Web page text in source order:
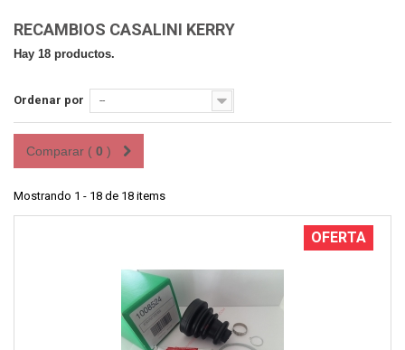
RECAMBIOS CASALINI KERRY
Hay 18 productos.
Ordenar por --
Comparar ( 0 )
Mostrando 1 - 18 de 18 items
OFERTA